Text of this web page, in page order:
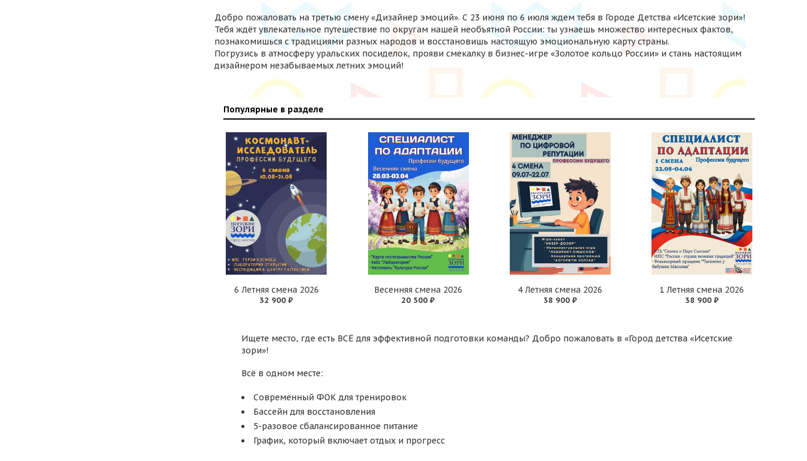
Добро пожаловать на третью смену «Дизайнер эмоций». С 23 июня по 6 июля ждем тебя в Городе Детства «Исетские зори»!
Тебя ждёт увлекательное путешествие по округам нашей необъятной России: ты узнаешь множество интересных фактов,
познакомишься с традициями разных народов и восстановишь настоящую эмоциональную карту страны.
Погрузись в атмосферу уральских посиделок, прояви смекалку в бизнес-игре «Золотое кольцо России» и стань настоящим
дизайнером незабываемых летних эмоций!
Популярные в разделе
6 Летняя смена 2026
32 900 ₽
Весенняя смена 2026
20 500 ₽
4 Летняя смена 2026
38 900 ₽
1 Летняя смена 2026
38 900 ₽
Ищете место, где есть ВСЁ для эффективной подготовки команды? Добро пожаловать в «Город детства «Исетские
зори»!
Всё в одном месте:
Современный ФОК для тренировок
Бассейн для восстановления
5-разовое сбалансированное питание
График, который включает отдых и прогресс